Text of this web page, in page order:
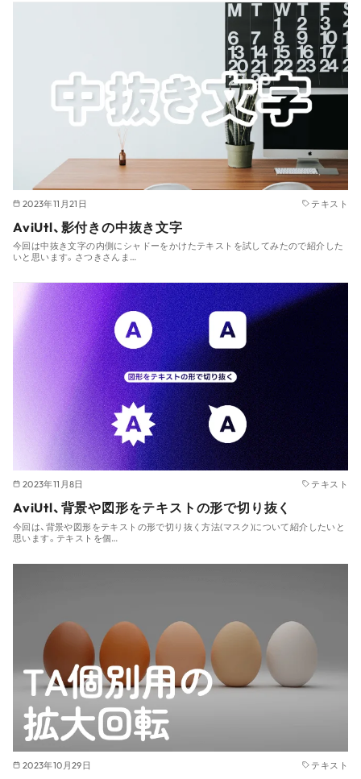
2023年11月21日 テキスト
AviUtl、影付きの中抜き文字
今回は中抜き文字の内側にシャドーをかけたテキストを試してみたので紹介した
いと思います。さつきさんま…
2023年11月8日 テキスト
AviUtl、背景や図形をテキストの形で切り抜く
今回は、背景や図形をテキストの形で切り抜く方法(マスク)について紹介したいと
思います。テキストを個…
2023年10月29日 テキスト